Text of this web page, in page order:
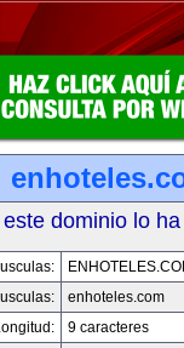
dominio lo
enhoteles.com
9 caracteres